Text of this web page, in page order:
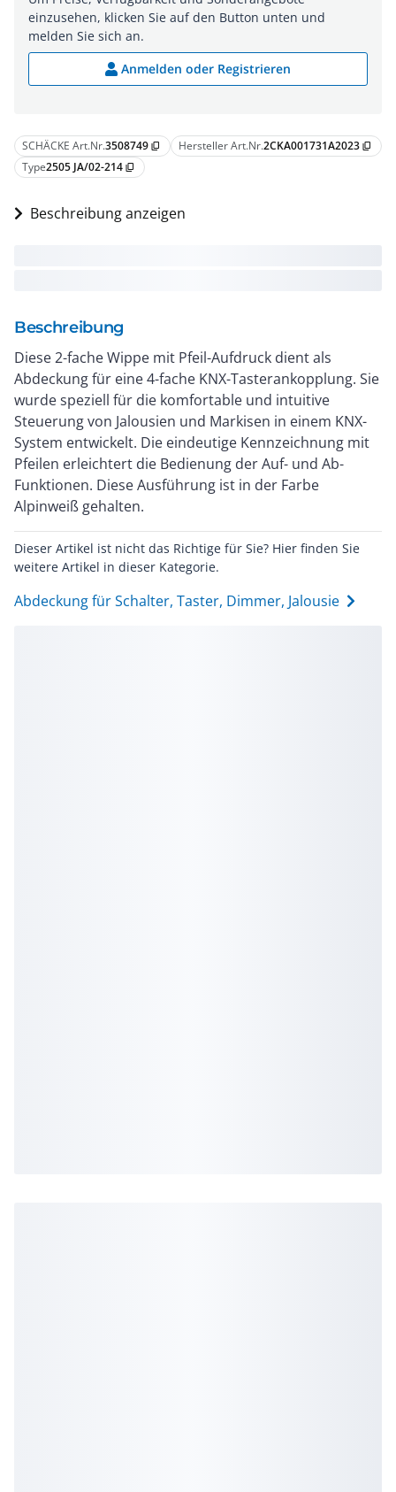
SCHÄCKE Art.Nr.3508749 content_copy Hersteller Art.Nr.2CKA001731A2023 content_copy
Type2505 JA/02-214 content_copy
Beschreibung anzeigen
Beschreibung
Diese 2-fache Wippe mit Pfeil-Aufdruck dient als
Abdeckung für eine 4-fache KNX-Tasterankopplung. Sie
wurde speziell für die komfortable und intuitive
Steuerung von Jalousien und Markisen in einem KNX-
System entwickelt. Die eindeutige Kennzeichnung mit
Pfeilen erleichtert die Bedienung der Auf- und Ab-
Funktionen. Diese Ausführung ist in der Farbe
Alpinweiß gehalten.
Dieser Artikel ist nicht das Richtige für Sie? Hier finden Sie
weitere Artikel in dieser Kategorie.
Abdeckung für Schalter, Taster, Dimmer, Jalousie
einzusehen, klicken Sie auf den Button unten und
melden Sie sich an.
Anmelden oder Registrieren